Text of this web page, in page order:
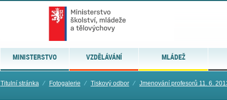
MINISTERSTVO VZDĚLÁVÁNÍ MLÁDEŽ
Titulní stránka ⁄ Fotogalerie ⁄ Tiskový odbor ⁄ Jmenování profesorů 11. 6.